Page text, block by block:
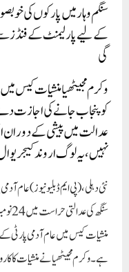
سنگم وہار میں پارکوں کی
کے لیے پارلیمنٹ کے
گی
وکرم مجیٹھیا منشیات کیس
کو پنجاب جانے کی اجازت
عدالت میں پیشی کے دوران
نہیں، یہ لوگ اروند
نئی دہلی، (پی ایم ڈبلیو نیوز )عام آدمی
منشیات کیس میں عام آدمی
ہے۔ وکرم مجیٹھیا نے منشیات کا